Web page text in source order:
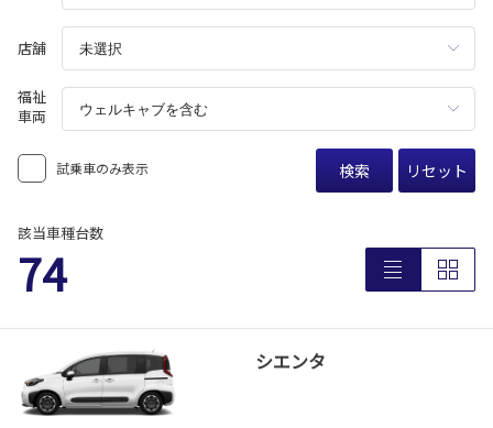
店舗
福祉
車両
試乗車のみ表示 検索 リセット
該当車種台数
74
シエンタ